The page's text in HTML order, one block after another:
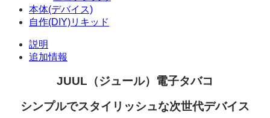
ッ
ト
本体(デバイス)
自作(DIY)リキッド
説明
追加情報
JUUL（ジュール）電子タバコ
シンプルでスタイリッシュな次世代デバイス